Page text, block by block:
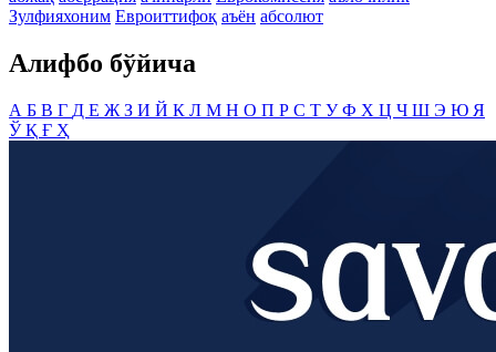
Зулфияхоним Евроиттифоқ аъён абсолют
Алифбо бўйича
А Б В Г Д Е Ж З И Й К Л М Н О П Р С Т УФ Х Ц Ч Ш Э Ю Я
ЎҚ Ғ Ҳ